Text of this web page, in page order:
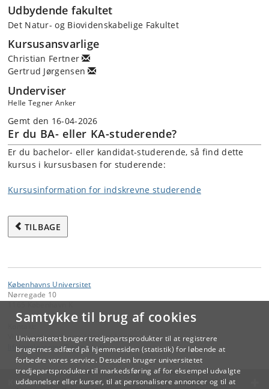
Samtykke til brug af cookies
Universitetet bruger tredjepartsprodukter til at registrere
brugernes adfærd på hjemmesiden (statistik) for løbende at
forbedre vores service. Desuden bruger universitetet
tredjepartsprodukter til markedsføring af for eksempel udvalgte
uddannelser eller kurser, til at personalisere annoncer og til at
Udbydende fakultet
Det Natur- og Biovidenskabelige Fakultet
Kursusansvarlige
Christian Fertner
Gertrud Jørgensen
Underviser
Helle Tegner Anker
Gemt den 16-04-2026
Er du BA- eller KA-studerende?
Er du bachelor- eller kandidat-studerende, så find dette
kursus i kursusbasen for studerende:
Kursusinformation for indskrevne studerende
TILBAGE
Københavns Universitet
Nørregade 10
Videreuddannelse og Livslang Læring
lifelonglearning@adm.ku.dk
KØBENHAVNS UNIVERSITET